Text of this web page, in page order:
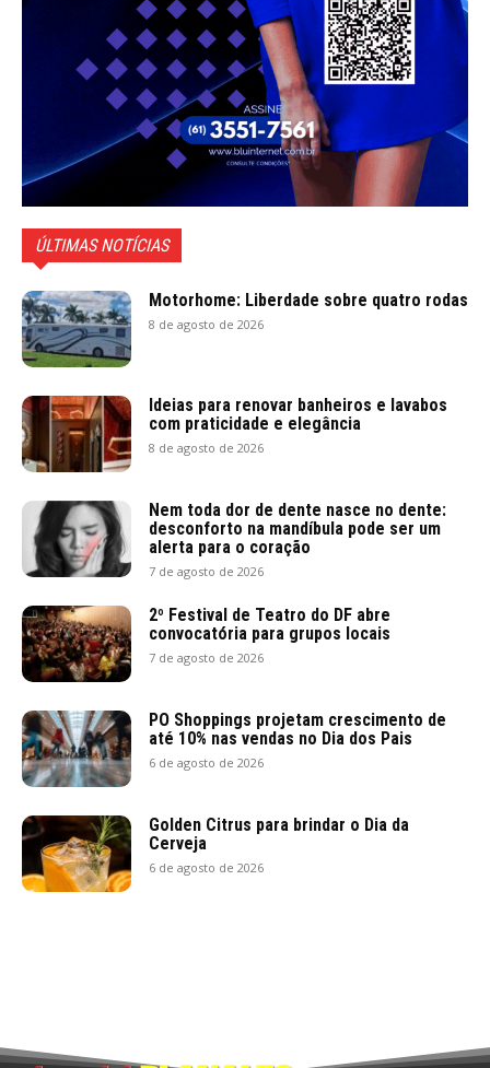
ÚLTIMAS NOTÍCIAS
Motorhome: Liberdade sobre quatro rodas
8 de agosto de 2026
Ideias para renovar banheiros e lavabos
com praticidade e elegância
8 de agosto de 2026
Nem toda dor de dente nasce no dente:
desconforto na mandíbula pode ser um
alerta para o coração
7 de agosto de 2026
2º Festival de Teatro do DF abre
convocatória para grupos locais
7 de agosto de 2026
PO Shoppings projetam crescimento de
até 10% nas vendas no Dia dos Pais
6 de agosto de 2026
Golden Citrus para brindar o Dia da
Cerveja
6 de agosto de 2026